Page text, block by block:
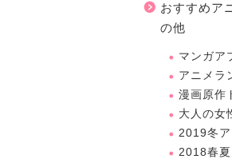
おすすめア
の他
マンガア
アニメラ
漫画原作
大人の女
2019冬ア
2018春夏